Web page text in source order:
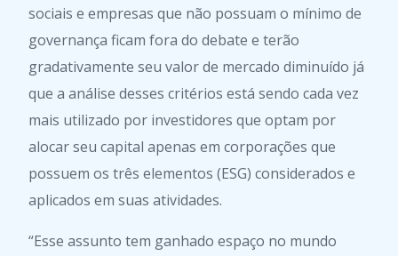
sociais e empresas que não possuam o mínimo de
governança ficam fora do debate e terão
gradativamente seu valor de mercado diminuído já
que a análise desses critérios está sendo cada vez
mais utilizado por investidores que optam por
alocar seu capital apenas em corporações que
possuem os três elementos (ESG) considerados e
aplicados em suas atividades.
“Esse assunto tem ganhado espaço no mundo